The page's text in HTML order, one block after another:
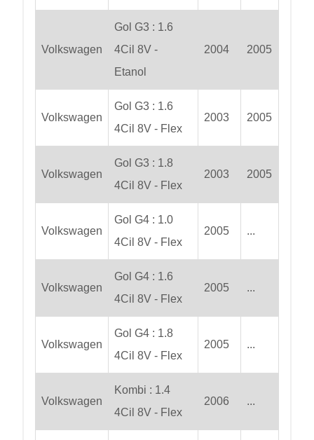
Volkswagen
Gol G3 : 1.6
4Cil 8V -
Etanol
2004 2005
Volkswagen
Gol G3 : 1.6
4Cil 8V - Flex
2003 2005
Volkswagen
Gol G3 : 1.8
4Cil 8V - Flex
2003 2005
Volkswagen
Gol G4 : 1.0
4Cil 8V - Flex
2005 ...
Volkswagen
Gol G4 : 1.6
4Cil 8V - Flex
2005 ...
Volkswagen
Gol G4 : 1.8
4Cil 8V - Flex
2005 ...
Volkswagen
Kombi : 1.4
4Cil 8V - Flex
2006 ...